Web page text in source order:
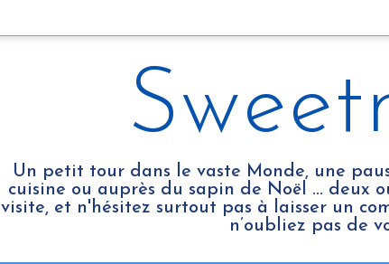
Un petit tour dans le vaste Monde, une
cuisine ou auprès du sapin de Noël ... deux
visite, et n'hésitez surtout pas à laisser un
n’oubliez pas de